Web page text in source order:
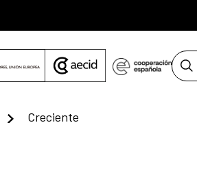
Creciente